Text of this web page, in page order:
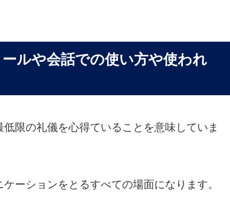
ルや会話での使い方や使われ
限の礼儀を心得ていることを意味していま
ーションをとるすべての場面になります。